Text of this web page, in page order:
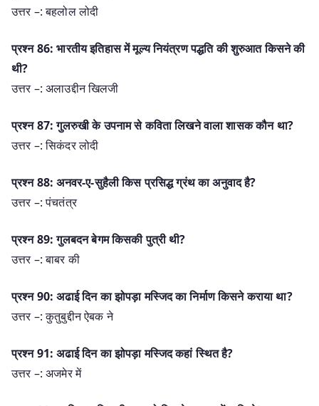
उत्तर –: बहलोल लोदी
प्रश्न 86: भारतीय इतिहास में मूल्य नियंत्रण पद्धति की शुरुआत किसने की
थी?
उत्तर –: अलाउद्दीन खिलजी
प्रश्न 87: गुलरुखी के उपनाम से कविता लिखने वाला शासक कौन था?
उत्तर –: सिकंदर लोदी
प्रश्न 88: अनवर-ए-सुहैली किस प्रसिद्ध ग्रंथ का अनुवाद है?
उत्तर –: पंचतंत्र
प्रश्न 89: गुलबदन बेगम किसकी पुत्री थी?
उत्तर –: बाबर की
प्रश्न 90: अढाई दिन का झोपड़ा मस्जिद का निर्माण किसने कराया था?
उत्तर –: कुतुबुद्दीन ऐबक ने
प्रश्न 91: अढाई दिन का झोपड़ा मस्जिद कहां स्थित है?
उत्तर –: अजमेर में